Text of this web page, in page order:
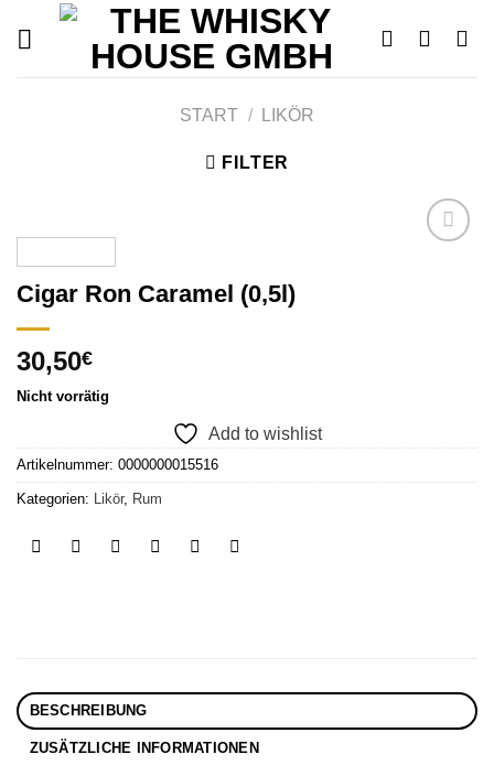
START / LIKÖR
FILTER
Cigar Ron Caramel (0,5l)
30,50€
Nicht vorrätig
Add to wishlist
Artikelnummer: 0000000015516
Kategorien: Likör, Rum
BESCHREIBUNG
ZUSÄTZLICHE INFORMATIONEN